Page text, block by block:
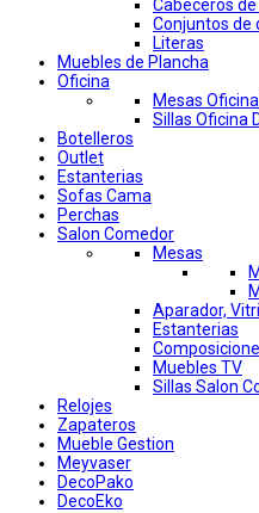
Cabeceros
Conjuntos de
Literas
Muebles de Plancha
Oficina
Mesas
Sillas Oficina
Botelleros
Outlet
Estanterias
Sofas Cama
Perchas
Salon Comedor
Mesas
Aparador,
Estanterias
Muebles TV
Sillas Salon
Relojes
Zapateros
Mueble Gestion
Meyvaser
DecoPako
DecoEko